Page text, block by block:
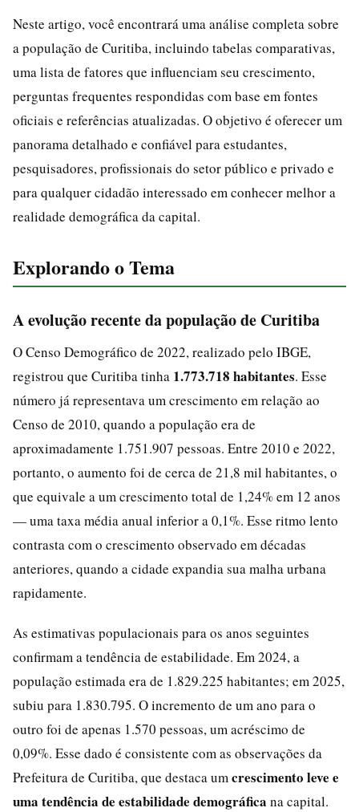
Neste artigo, você encontrará uma análise completa sobre
a população de Curitiba, incluindo tabelas comparativas,
uma lista de fatores que influenciam seu crescimento,
perguntas frequentes respondidas com base em fontes
oficiais e referências atualizadas. O objetivo é oferecer um
panorama detalhado e confiável para estudantes,
pesquisadores, profissionais do setor público e privado e
para qualquer cidadão interessado em conhecer melhor a
realidade demográfica da capital.
Explorando o Tema
A evolução recente da população de Curitiba
O Censo Demográfico de 2022, realizado pelo IBGE,
registrou que Curitiba tinha 1.773.718 habitantes. Esse
número já representava um crescimento em relação ao
Censo de 2010, quando a população era de
aproximadamente 1.751.907 pessoas. Entre 2010 e 2022,
portanto, o aumento foi de cerca de 21,8 mil habitantes, o
que equivale a um crescimento total de 1,24% em 12 anos
— uma taxa média anual inferior a 0,1%. Esse ritmo lento
contrasta com o crescimento observado em décadas
anteriores, quando a cidade expandia sua malha urbana
rapidamente.
As estimativas populacionais para os anos seguintes
confirmam a tendência de estabilidade. Em 2024, a
população estimada era de 1.829.225 habitantes; em 2025,
subiu para 1.830.795. O incremento de um ano para o
outro foi de apenas 1.570 pessoas, um acréscimo de
0,09%. Esse dado é consistente com as observações da
Prefeitura de Curitiba, que destaca um crescimento leve e
uma tendência de estabilidade demográfica na capital.